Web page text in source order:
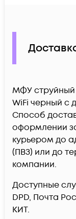
МФУ струйный
WiFi черный c
Способ
оформлении
курьером до
(ПВЗ) или до
компании.
Доступные
DPD, Почта
КИТ.